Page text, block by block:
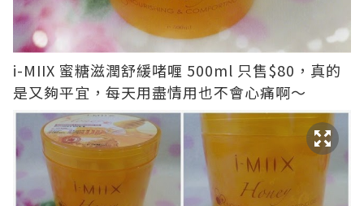
i-MIIX 蜜糖滋潤舒緩啫喱 500ml 只售$80，真的
是又夠平宜，每天用盡情用也不會心痛啊〜